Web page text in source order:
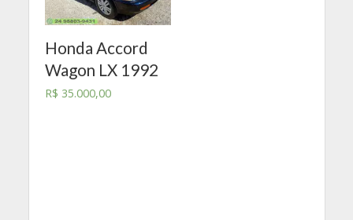
Honda Accord
Wagon LX 1992
R$ 35.000,00